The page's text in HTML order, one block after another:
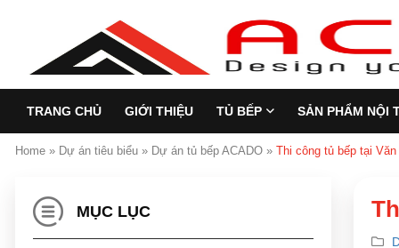
TRANG CHỦ GIỚI THIỆU TỦ BẾP SẢN PHẨM NỘI
Home » Dự án tiêu biểu » Dự án tủ bếp ACADO » Thi công tủ bếp tại
MỤC LỤC